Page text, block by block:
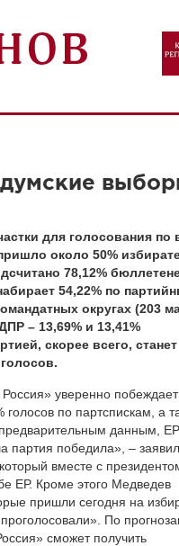
для голосования
около 50%
78,12%
54,22% по
округах (203
– 13,69% и 13,41%
скорее всего, станет
уверенно
по партспискам, а
данным,
партия победила», – заявил
вместе с
ЕР. Кроме этого Медведев
пришли сегодня на
По
сможет получить